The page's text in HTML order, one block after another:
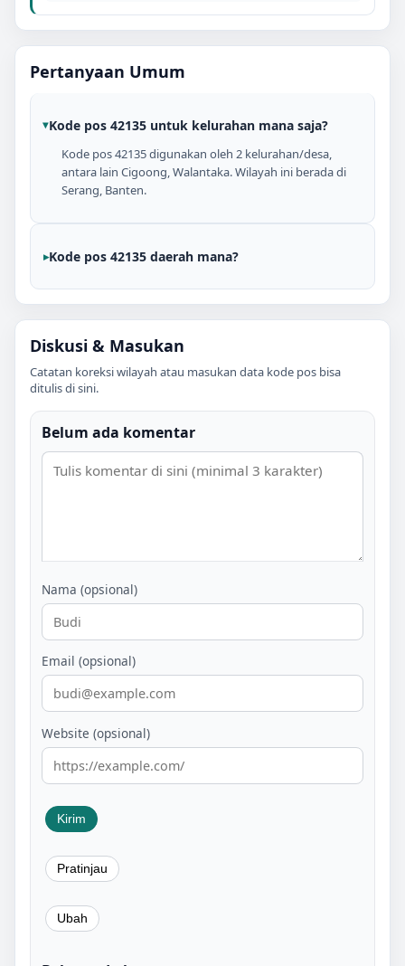
Pertanyaan Umum
Kode pos 42135 untuk kelurahan mana saja?
Kode pos 42135 digunakan oleh 2 kelurahan/desa,
antara lain Cigoong, Walantaka. Wilayah ini berada di
Serang, Banten.
Kode pos 42135 daerah mana?
Diskusi & Masukan
Catatan koreksi wilayah atau masukan data kode pos bisa
ditulis di sini.
Belum ada komentar
Nama (opsional)
Email (opsional)
Website (opsional)